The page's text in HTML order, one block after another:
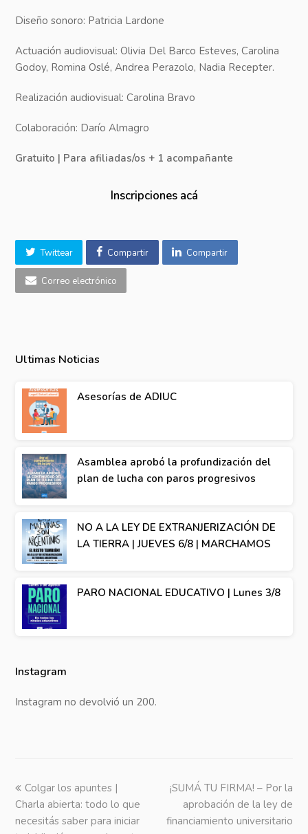
Diseño sonoro: Patricia Lardone
Actuación audiovisual: Olivia Del Barco Esteves, Carolina
Godoy, Romina Oslé, Andrea Perazolo, Nadia Recepter.
Realización audiovisual: Carolina Bravo
Colaboración: Darío Almagro
Gratuito | Para afiliadas/os + 1 acompañante
Inscripciones acá
Twittear Compartir Compartir
Correo electrónico
Ultimas Noticias
Asesorías de ADIUC
Asamblea aprobó la profundización del
plan de lucha con paros progresivos
NO A LA LEY DE EXTRANJERIZACIÓN DE
LA TIERRA | JUEVES 6/8 | MARCHAMOS
PARO NACIONAL EDUCATIVO | Lunes 3/8
Instagram
Instagram no devolvió un 200.
previous
post:
Colgar los apuntes |
Charla abierta: todo lo que
necesitás saber para iniciar
next
post:
¡SUMÁ TU FIRMA! – Por la
aprobación de la ley de
financiamiento universitario